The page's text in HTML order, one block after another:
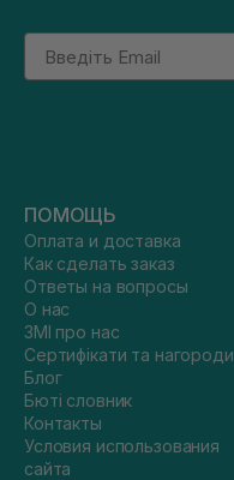
Email
ПОМОЩЬ
Оплата и доставка
Как сделать заказ
Ответы на вопросы
О нас
ЗМІ про нас
Сертифікати та нагороди
Блог
Бюті словник
Контакты
Условия использования
сайта